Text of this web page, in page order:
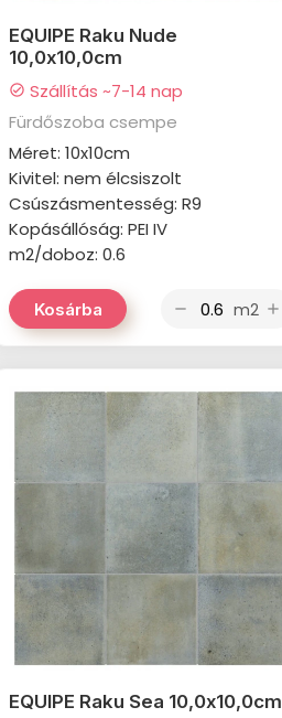
EQUIPE Raku Nude
10,0x10,0cm
check_circle Szállítás ~7-14 nap
Fürdőszoba csempe
Méret: 10x10cm
Kivitel: nem élcsiszolt
Csúszásmentesség: R9
Kopásállóság: PEI IV
m2/doboz: 0.6
Kosárba remove m2 add
EQUIPE Raku Sea 10,0x10,0cm